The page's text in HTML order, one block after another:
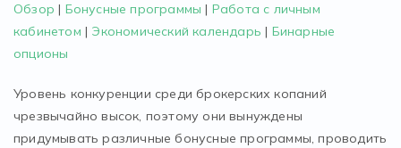
Обзор | Бонусные программы | Работа с личным
кабинетом | Экономический календарь | Бинарные
опционы
Уровень конкуренции среди брокерских копаний
чрезвычайно высок, поэтому они вынуждены
придумывать различные бонусные программы, проводить